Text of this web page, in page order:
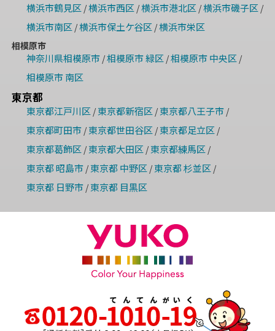
横浜市鶴見区 /横浜市西区 /横浜市港北区 /横浜市磯子区 /
横浜市南区 /横浜市保土ケ谷区 /横浜市栄区
相模原市
神奈川県相模原市/相模原市 緑区 /相模原市 中央区 /
相模原市 南区
東京都
東京都江戸川区 / 東京都新宿区 / 東京都八王子市/
東京都町田市/ 東京都世田谷区 / 東京都足立区 /
東京都葛飾区 / 東京都大田区 / 東京都練馬区 /
東京都 昭島市/ 東京都 中野区 / 東京都 杉並区 /
東京都 日野市/ 東京都 目黒区